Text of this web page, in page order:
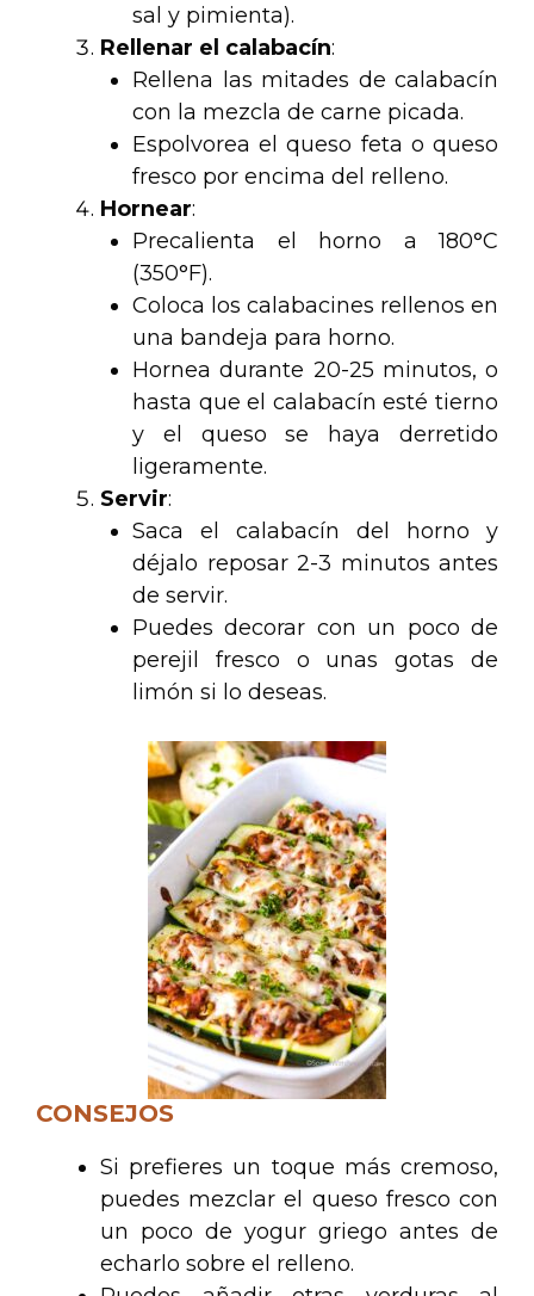
sal y pimienta).
Rellenar el calabacín:
Rellena las mitades de calabacín
con la mezcla de carne picada.
Espolvorea el queso feta o queso
fresco por encima del relleno.
Hornear:
Precalienta el horno a 180°C
(350°F).
Coloca los calabacines rellenos en
una bandeja para horno.
Hornea durante 20-25 minutos, o
hasta que el calabacín esté tierno
y el queso se haya derretido
ligeramente.
Servir:
Saca el calabacín del horno y
déjalo reposar 2-3 minutos antes
de servir.
Puedes decorar con un poco de
perejil fresco o unas gotas de
limón si lo deseas.
CONSEJOS
Si prefieres un toque más cremoso,
puedes mezclar el queso fresco con
un poco de yogur griego antes de
echarlo sobre el relleno.